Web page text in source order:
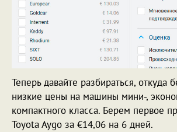
Теперь давайте разбираться, откуда
низкие цены на машины мини-,
компактного класса. Берем первое
Toyota Aygo за €14,06 на 6 дней.